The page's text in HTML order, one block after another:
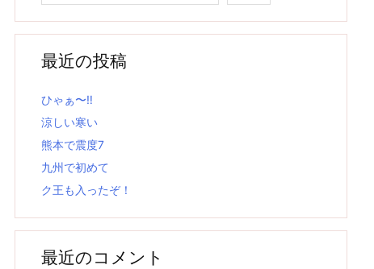
最近の投稿
ひゃぁ〜‼
涼しい寒い
熊本で震度7
九州で初めて
ク王も入ったぞ！
最近のコメント